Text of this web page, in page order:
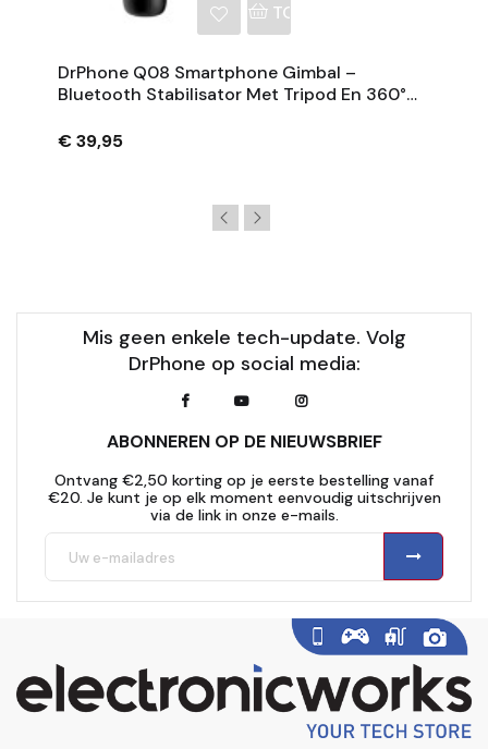
TOEVOEGEN AAN
DrPhone Q08 Smartphone Gimbal –
Bluetooth Stabilisator Met Tripod En 360°
€ 39,95
Mis geen enkele tech-update. Volg
DrPhone op social media:
ABONNEREN OP DE NIEUWSBRIEF
Ontvang €2,50 korting op je eerste bestelling vanaf
€20. Je kunt je op elk moment eenvoudig uitschrijven
via de link in onze e-mails.